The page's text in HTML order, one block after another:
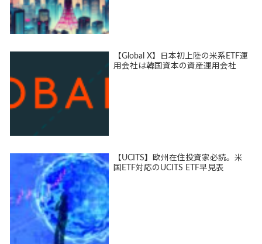
【Global X】日本初上陸の米系ETF運
用会社は韓国資本の資産運用会社
【UCITS】欧州在住投資家必読。米
国ETF対応のUCITS ETF早見表